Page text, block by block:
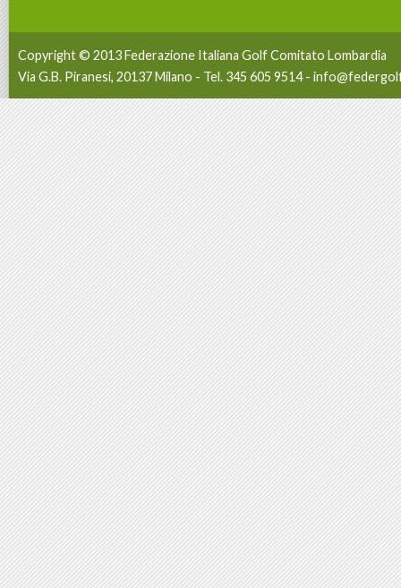
Copyright © 2013 Federazione Italiana Golf Comitato Lombardia
Via G.B. Piranesi, 20137 Milano - Tel. 345 605 9514 -